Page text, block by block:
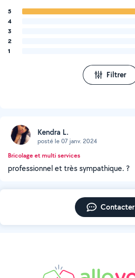
5
4
3
2
1
Filtrer
Kendra L.
posté le 07 janv. 2024
Bricolage et multi services
professionnel et très sympathique. ?
Contacter